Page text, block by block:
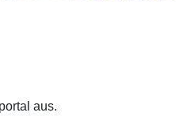
aus.